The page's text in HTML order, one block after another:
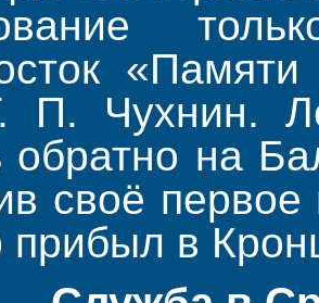
П. Чухнин.
обратно на
своё первое
прибыл в